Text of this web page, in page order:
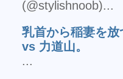
(@stylishnoob)...
乳首から稲妻を放
vs 力道山。
...